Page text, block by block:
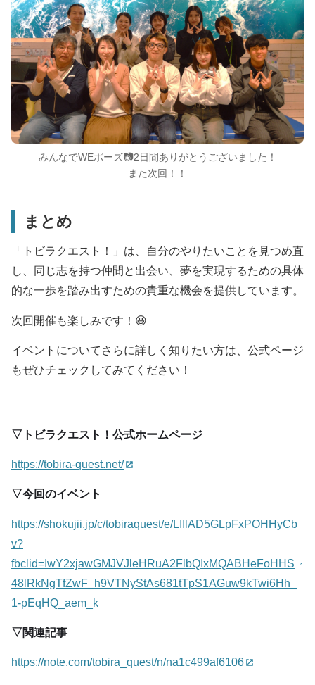
みんなでWEポーズ📷️2日間ありがとうございました！
また次回！！
まとめ
「トビラクエスト！」は、自分のやりたいことを見つめ直
し、同じ志を持つ仲間と出会い、夢を実現するための具体
的な一歩を踏み出すための貴重な機会を提供しています。
次回開催も楽しみです！😃
イベントについてさらに詳しく知りたい方は、公式ページ
もぜひチェックしてみてください！
▽トビラクエスト！公式ホームページ
https://tobira-quest.net/
▽今回のイベント
https://shokujii.jp/c/tobiraquest/e/LIIlAD5GLpFxPOHHyCb
v?
fbclid=IwY2xjawGMJVJleHRuA2FlbQIxMQABHeFoHHS
48lRkNgTfZwF_h9VTNyStAs681tTpS1AGuw9kTwi6Hh_
1-pEqHQ_aem_k
▽関連記事
https://note.com/tobira_quest/n/na1c499af6106